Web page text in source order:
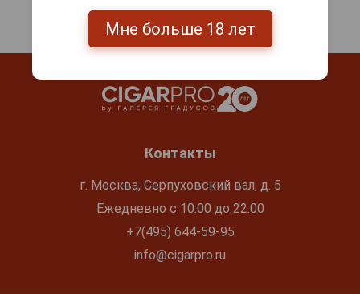
Контакты
г. Москва, Серпуховский вал, д. 5
Ежедневно с 10:00 до 22:00
+7(495) 644-59-95
info@cigarpro.ru
Мне больше 18 лет